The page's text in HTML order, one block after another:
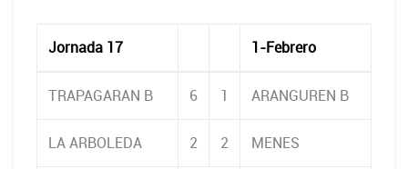
Jornada 17 1-Febrero
TRAPAGARAN B 6 1 ARANGUREN B
LA ARBOLEDA 2 2 MENES